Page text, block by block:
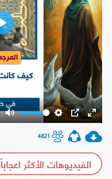
Mute
Settings
PIP Enter
Play
4821
الفيديوهات الأكثر اعجاباً